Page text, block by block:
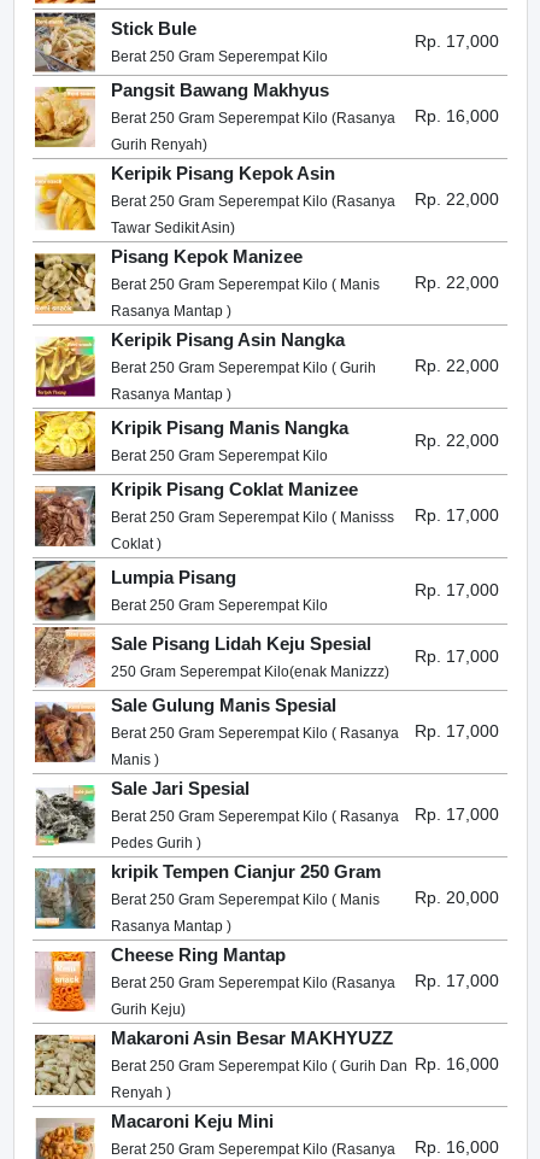
Stick Bule
Berat 250 Gram Seperempat Kilo
Rp. 17,000
Pangsit Bawang Makhyus
Berat 250 Gram Seperempat Kilo (Rasanya
Gurih Renyah)
Rp. 16,000
Keripik Pisang Kepok Asin
Berat 250 Gram Seperempat Kilo (Rasanya
Tawar Sedikit Asin)
Rp. 22,000
Pisang Kepok Manizee
Berat 250 Gram Seperempat Kilo ( Manis
Rasanya Mantap )
Rp. 22,000
Keripik Pisang Asin Nangka
Berat 250 Gram Seperempat Kilo ( Gurih
Rasanya Mantap )
Rp. 22,000
Kripik Pisang Manis Nangka
Berat 250 Gram Seperempat Kilo
Rp. 22,000
Kripik Pisang Coklat Manizee
Berat 250 Gram Seperempat Kilo ( Manisss
Coklat )
Rp. 17,000
Lumpia Pisang
Berat 250 Gram Seperempat Kilo
Rp. 17,000
Sale Pisang Lidah Keju Spesial
250 Gram Seperempat Kilo(enak Manizzz)
Rp. 17,000
Sale Gulung Manis Spesial
Berat 250 Gram Seperempat Kilo ( Rasanya
Manis )
Rp. 17,000
Sale Jari Spesial
Berat 250 Gram Seperempat Kilo ( Rasanya
Pedes Gurih )
Rp. 17,000
kripik Tempen Cianjur 250 Gram
Berat 250 Gram Seperempat Kilo ( Manis
Rasanya Mantap )
Rp. 20,000
Cheese Ring Mantap
Berat 250 Gram Seperempat Kilo (Rasanya
Gurih Keju)
Rp. 17,000
Makaroni Asin Besar MAKHYUZZ
Berat 250 Gram Seperempat Kilo ( Gurih Dan
Renyah )
Rp. 16,000
Macaroni Keju Mini
Berat 250 Gram Seperempat Kilo (Rasanya
Rp. 16,000